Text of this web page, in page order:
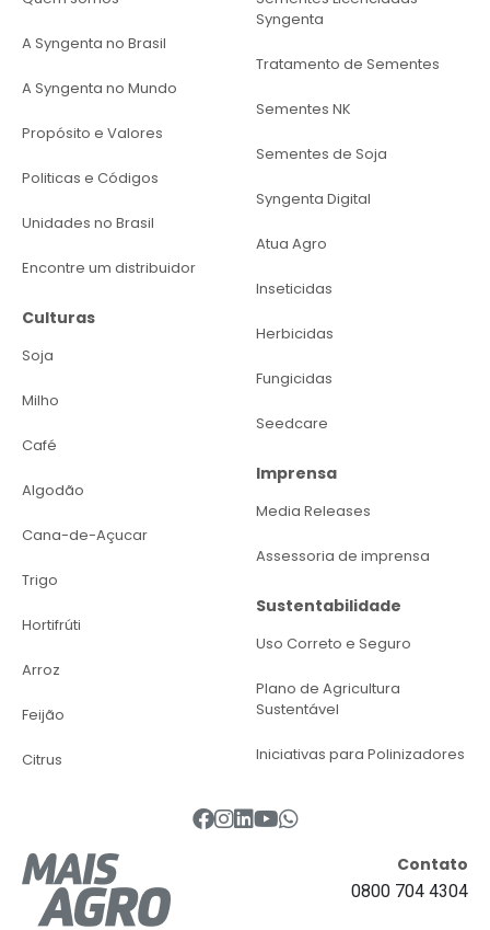
A Syngenta no Brasil
A Syngenta no Mundo
Propósito e Valores
Politicas e Códigos
Unidades no Brasil
Encontre um distribuidor
Culturas
Soja
Milho
Café
Algodão
Cana-de-Açucar
Trigo
Hortifrúti
Arroz
Feijão
Citrus
Syngenta
Tratamento de Sementes
Sementes NK
Sementes de Soja
Syngenta Digital
Atua Agro
Inseticidas
Herbicidas
Fungicidas
Seedcare
Imprensa
Media Releases
Assessoria de imprensa
Sustentabilidade
Uso Correto e Seguro
Plano de Agricultura
Sustentável
Iniciativas para Polinizadores
Contato
0800 704 4304